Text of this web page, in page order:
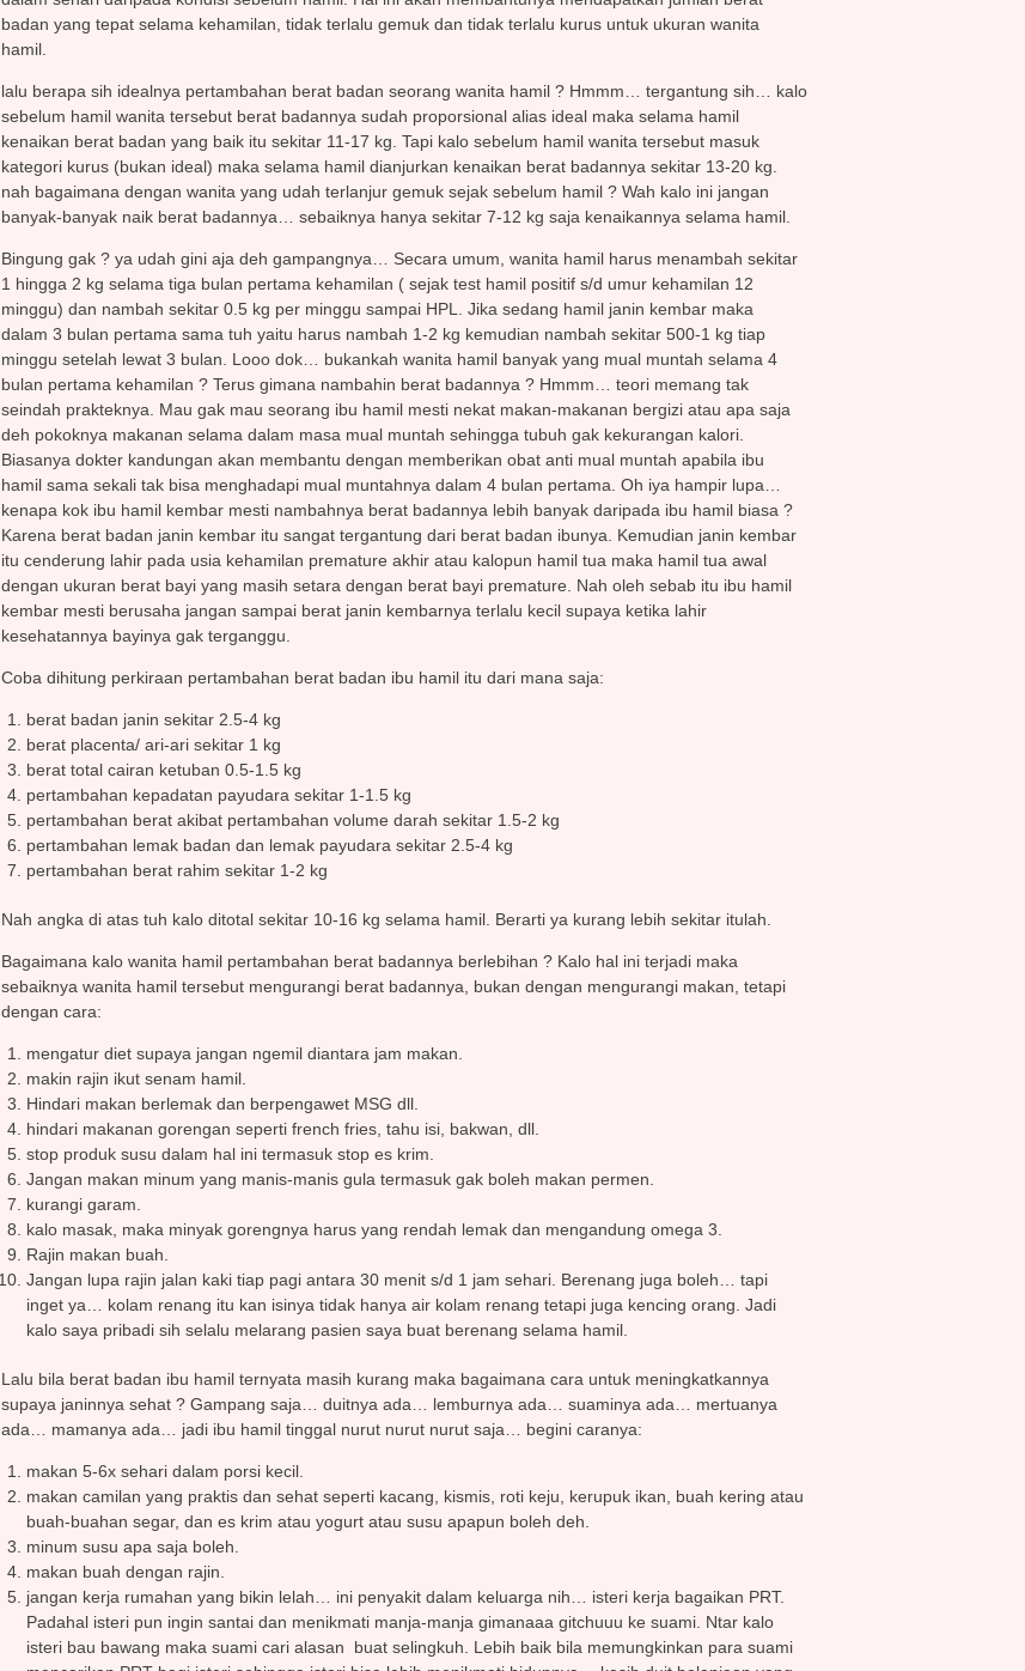
badan yang tepat selama kehamilan, tidak terlalu gemuk dan tidak terlalu kurus untuk ukuran wanita
hamil.
lalu berapa sih idealnya pertambahan berat badan seorang wanita hamil ? Hmmm… tergantung sih… kalo
sebelum hamil wanita tersebut berat badannya sudah proporsional alias ideal maka selama hamil
kenaikan berat badan yang baik itu sekitar 11-17 kg. Tapi kalo sebelum hamil wanita tersebut masuk
kategori kurus (bukan ideal) maka selama hamil dianjurkan kenaikan berat badannya sekitar 13-20 kg.
nah bagaimana dengan wanita yang udah terlanjur gemuk sejak sebelum hamil ? Wah kalo ini jangan
banyak-banyak naik berat badannya… sebaiknya hanya sekitar 7-12 kg saja kenaikannya selama hamil.
Bingung gak ? ya udah gini aja deh gampangnya… Secara umum, wanita hamil harus menambah sekitar
1 hingga 2 kg selama tiga bulan pertama kehamilan ( sejak test hamil positif s/d umur kehamilan 12
minggu) dan nambah sekitar 0.5 kg per minggu sampai HPL. Jika sedang hamil janin kembar maka
dalam 3 bulan pertama sama tuh yaitu harus nambah 1-2 kg kemudian nambah sekitar 500-1 kg tiap
minggu setelah lewat 3 bulan. Looo dok… bukankah wanita hamil banyak yang mual muntah selama 4
bulan pertama kehamilan ? Terus gimana nambahin berat badannya ? Hmmm… teori memang tak
seindah prakteknya. Mau gak mau seorang ibu hamil mesti nekat makan-makanan bergizi atau apa saja
deh pokoknya makanan selama dalam masa mual muntah sehingga tubuh gak kekurangan kalori.
Biasanya dokter kandungan akan membantu dengan memberikan obat anti mual muntah apabila ibu
hamil sama sekali tak bisa menghadapi mual muntahnya dalam 4 bulan pertama. Oh iya hampir lupa…
kenapa kok ibu hamil kembar mesti nambahnya berat badannya lebih banyak daripada ibu hamil biasa ?
Karena berat badan janin kembar itu sangat tergantung dari berat badan ibunya. Kemudian janin kembar
itu cenderung lahir pada usia kehamilan premature akhir atau kalopun hamil tua maka hamil tua awal
dengan ukuran berat bayi yang masih setara dengan berat bayi premature. Nah oleh sebab itu ibu hamil
kembar mesti berusaha jangan sampai berat janin kembarnya terlalu kecil supaya ketika lahir
kesehatannya bayinya gak terganggu.
Coba dihitung perkiraan pertambahan berat badan ibu hamil itu dari mana saja:
berat badan janin sekitar 2.5-4 kg
berat placenta/ ari-ari sekitar 1 kg
berat total cairan ketuban 0.5-1.5 kg
pertambahan kepadatan payudara sekitar 1-1.5 kg
pertambahan berat akibat pertambahan volume darah sekitar 1.5-2 kg
pertambahan lemak badan dan lemak payudara sekitar 2.5-4 kg
pertambahan berat rahim sekitar 1-2 kg
Nah angka di atas tuh kalo ditotal sekitar 10-16 kg selama hamil. Berarti ya kurang lebih sekitar itulah.
Bagaimana kalo wanita hamil pertambahan berat badannya berlebihan ? Kalo hal ini terjadi maka
sebaiknya wanita hamil tersebut mengurangi berat badannya, bukan dengan mengurangi makan, tetapi
dengan cara:
mengatur diet supaya jangan ngemil diantara jam makan.
makin rajin ikut senam hamil.
Hindari makan berlemak dan berpengawet MSG dll.
hindari makanan gorengan seperti french fries, tahu isi, bakwan, dll.
stop produk susu dalam hal ini termasuk stop es krim.
Jangan makan minum yang manis-manis gula termasuk gak boleh makan permen.
kurangi garam.
kalo masak, maka minyak gorengnya harus yang rendah lemak dan mengandung omega 3.
Rajin makan buah.
Jangan lupa rajin jalan kaki tiap pagi antara 30 menit s/d 1 jam sehari. Berenang juga boleh… tapi
inget ya… kolam renang itu kan isinya tidak hanya air kolam renang tetapi juga kencing orang. Jadi
kalo saya pribadi sih selalu melarang pasien saya buat berenang selama hamil.
Lalu bila berat badan ibu hamil ternyata masih kurang maka bagaimana cara untuk meningkatkannya
supaya janinnya sehat ? Gampang saja… duitnya ada… lemburnya ada… suaminya ada… mertuanya
ada… mamanya ada… jadi ibu hamil tinggal nurut nurut nurut saja… begini caranya:
makan 5-6x sehari dalam porsi kecil.
makan camilan yang praktis dan sehat seperti kacang, kismis, roti keju, kerupuk ikan, buah kering atau
buah-buahan segar, dan es krim atau yogurt atau susu apapun boleh deh.
minum susu apa saja boleh.
makan buah dengan rajin.
jangan kerja rumahan yang bikin lelah… ini penyakit dalam keluarga nih… isteri kerja bagaikan PRT.
Padahal isteri pun ingin santai dan menikmati manja-manja gimanaaa gitchuuu ke suami. Ntar kalo
isteri bau bawang maka suami cari alasan buat selingkuh. Lebih baik bila memungkinkan para suami